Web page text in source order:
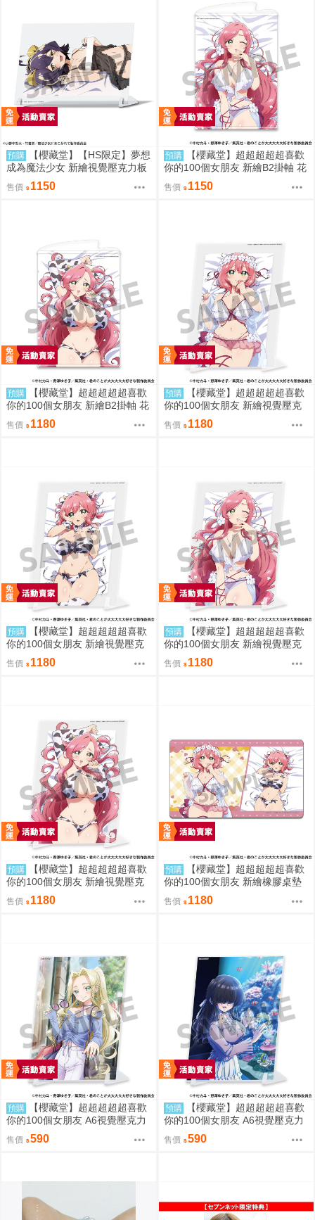
預購
【櫻藏堂】【HS限定】夢想
成為魔法少女 新繪視覺壓克力板
瑪吉雅邪惡 陪睡A 超憧憬Ver. |日
空 動漫周邊
售價 1150
預購
【櫻藏堂】超超超超超喜歡
你的100個女朋友 新繪B2掛軸 花
園羽羽里 A |日空 動漫周邊
售價 1150
預購
【櫻藏堂】超超超超超喜歡
你的100個女朋友 新繪B2掛軸 花
園羽羽里 B |日空 動漫周邊
售價 1180
預購
【櫻藏堂】超超超超超喜歡
你的100個女朋友 新繪視覺壓克
力板 花園羽香里 A |日空 動漫周
邊
售價 1180
預購
【櫻藏堂】超超超超超喜歡
你的100個女朋友 新繪視覺壓克
力板 花園羽香里 B |日空 動漫周
邊
售價 1180
預購
【櫻藏堂】超超超超超喜歡
你的100個女朋友 新繪視覺壓克
力板 花園羽羽里 A |日空 動漫周
邊
售價 1180
預購
【櫻藏堂】超超超超超喜歡
你的100個女朋友 新繪視覺壓克
力板 花園羽羽里 B |日空 動漫周
邊
售價 1180
預購
【櫻藏堂】超超超超超喜歡
你的100個女朋友 新繪橡膠桌墊
花園羽香里 |日空 動漫周邊
售價 1180
預購
【櫻藏堂】超超超超超喜歡
你的100個女朋友 A6視覺壓克力
板 美杉美美美 |日空 動漫周邊
售價 590
預購
【櫻藏堂】超超超超超喜歡
你的100個女朋友 A6視覺壓克力
板 華暮愛愛 |日空 動漫周邊
售價 590